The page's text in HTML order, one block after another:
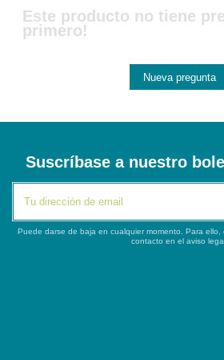
Este producto no tiene
primero!
Nueva pregunta
Suscríbase a nuestro
Puede darse de baja en cualquier momento. Para ello,
contacto en el aviso